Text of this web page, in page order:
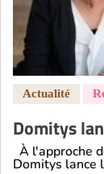
Domitys
À l'approche
Domitys lance